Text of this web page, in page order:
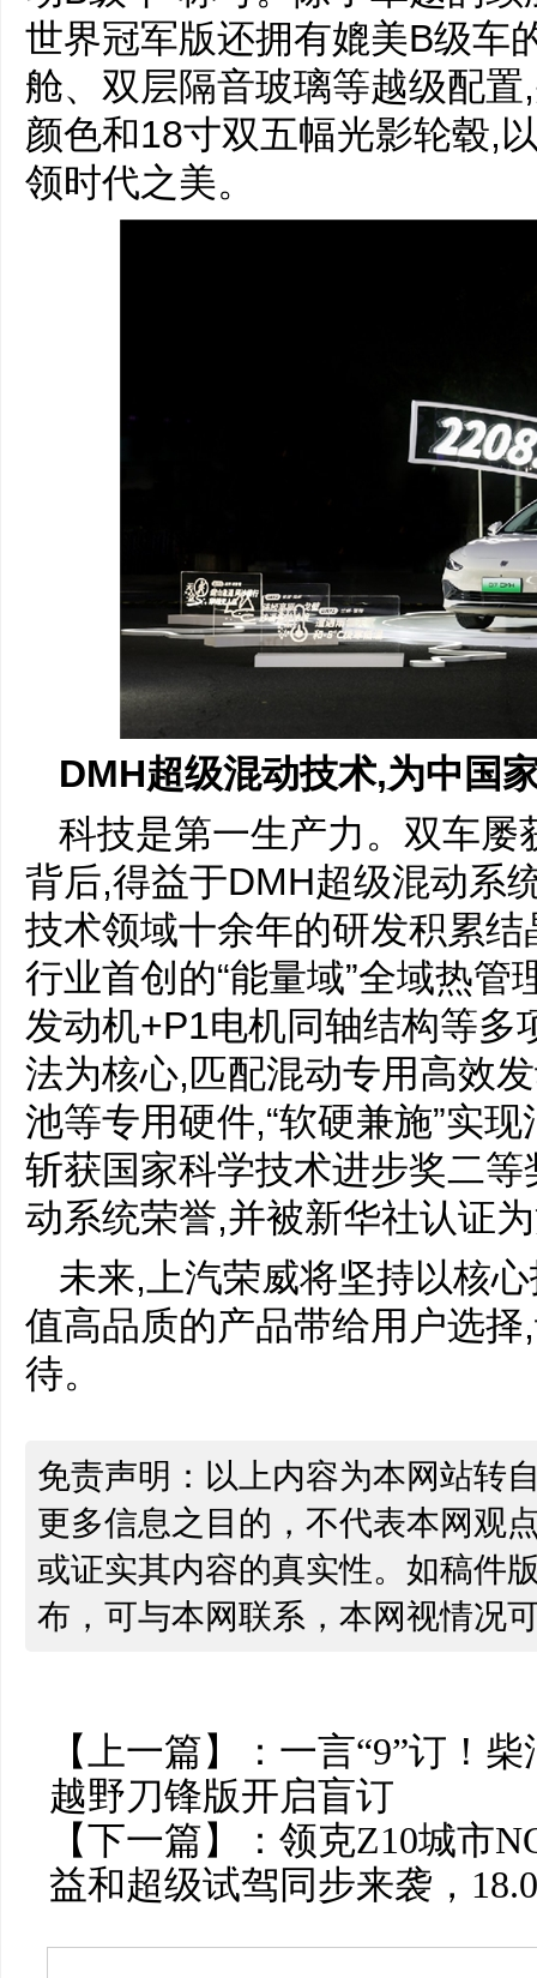
世界冠军版还拥有媲美B级车
舱、双层隔音玻璃等越级配
颜色和18寸双五幅光影轮毂,
领时代之美。
DMH超级混动技术,为中国
科技是第一生产力。双车
背后,得益于DMH超级混动系
技术领域十余年的研发积累
行业首创的“能量域”全域热
发动机+P1电机同轴结构等多
法为核心,匹配混动专用高效
池等专用硬件,“软硬兼施”实
斩获国家科学技术进步奖二
动系统荣誉,并被新华社认证
未来,上汽荣威将坚持以核
值高品质的产品带给用户选
待。
免责声明：以上内容为本网站转
更多信息之目的，不代表本网观
或证实其内容的真实性。如稿件
布，可与本网联系，本网视情况
【上一篇】： 一言“9”订！
越野刀锋版开启盲订
【下一篇】： 领克Z10城市
益和超级试驾同步来袭，